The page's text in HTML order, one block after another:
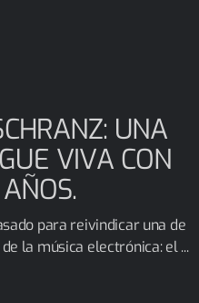
UNA
VIVA CON
para reivindicar una de
la música electrónica: el ...